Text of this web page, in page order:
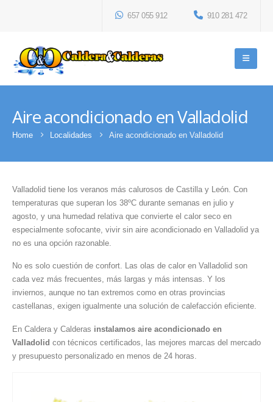
657 055 912 910 281 472
Aire acondicionado en Valladolid
Home Localidades Aire acondicionado en Valladolid
Valladolid tiene los veranos más calurosos de Castilla y León. Con
temperaturas que superan los 38ºC durante semanas en julio y
agosto, y una humedad relativa que convierte el calor seco en
especialmente sofocante, vivir sin aire acondicionado en Valladolid ya
no es una opción razonable.
No es solo cuestión de confort. Las olas de calor en Valladolid son
cada vez más frecuentes, más largas y más intensas. Y los
inviernos, aunque no tan extremos como en otras provincias
castellanas, exigen igualmente una solución de calefacción eficiente.
En Caldera y Calderas instalamos aire acondicionado en
Valladolid con técnicos certificados, las mejores marcas del mercado
y presupuesto personalizado en menos de 24 horas.